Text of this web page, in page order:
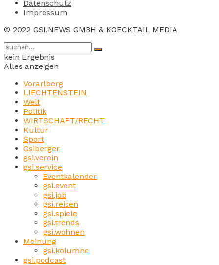
Datenschutz
Impressum
© 2022 GSI.NEWS GMBH & KOECKTAIL MEDIA
kein Ergebnis
Alles anzeigen
Vorarlberg
LIECHTENSTEIN
Welt
Politik
WIRTSCHAFT/RECHT
Kultur
Sport
Gsiberger
gsi.verein
gsi.service
Eventkalender
gsi.event
gsi.job
gsi.reisen
gsi.spiele
gsi.trends
gsi.wohnen
Meinung
gsi.kolumne
gsi.podcast